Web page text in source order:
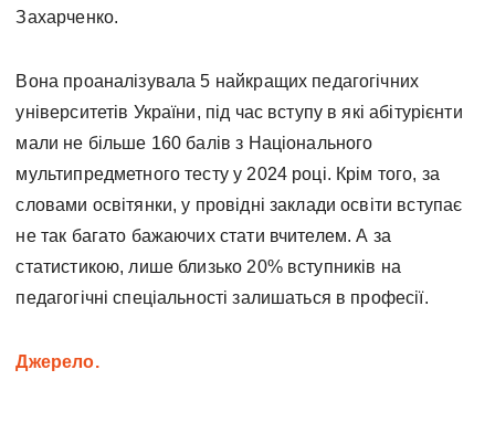
Захарченко.
Вона проаналізувала 5 найкращих педагогічних
університетів України, під час вступу в які абітурієнти
мали не більше 160 балів з Національного
мультипредметного тесту у 2024 році. Крім того, за
словами освітянки, у провідні заклади освіти вступає
не так багато бажаючих стати вчителем. А за
статистикою, лише близько 20% вступників на
педагогічні спеціальності залишаться в професії.
Джерело.